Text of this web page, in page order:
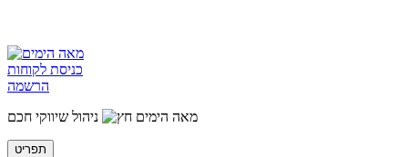
כניסת לקוחות
הרשמה
מאה הימים
ניהול שיווקי חכם
תפריט